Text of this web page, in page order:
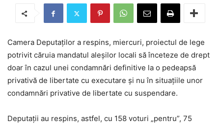
Camera Deputaţilor a respins, miercuri, proiectul de lege
potrivit căruia mandatul aleşilor locali să înceteze de drept
doar în cazul unei condamnări definitive la o pedeapsă
privativă de libertate cu executare şi nu în situaţiile unor
condamnări privative de libertate cu suspendare.
Deputaţii au respins, astfel, cu 158 voturi „pentru”, 75